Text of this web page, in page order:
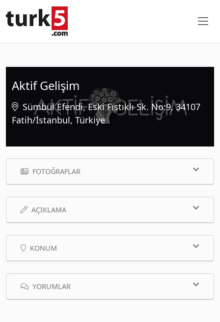
Aktif Gelişim
Sümbül Efendi, Eski Fıstıklı Sk. No:9, 34107
Fatih/İstanbul, Türkiye
FOTOĞRAFLAR
AÇIKLAMA
KONUM
YORUMLAR